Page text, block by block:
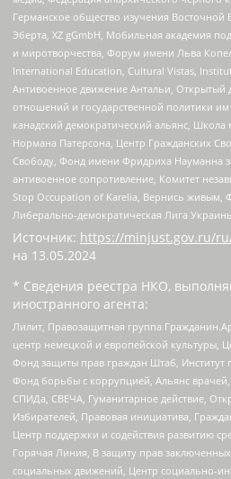
Германское общество изучения
Эберта, XZ gGmbH, Мобильная академия
и миротворчества, Форум имени Льва
International Education, Cultural Vistas,
Антивоенное движение Антальи,
отношений и государственной политики
канадский демократический альянс,
Нормана Патерсона, Центр Гражданских
Свободу, Фонд имени Фридриха Науманна
антивоенное сопротивление, Комитет
Stop Occupation of Karelia, Вернись живым,
Либерально-демократическая Лига
Источник: https://minjust.gov.ru/
на 13.05.2024
* Сведения реестра НКО,
иностранного агента:
Лилит, Правозащитная группа
центр немецкой и европейской культуры,
Фонд защиты прав граждан Штаб, Институт
Фонд борьбы с коррупцией, Альянс
СПИДа, СВЕЧА, Гуманитарное действие,
Избирателей, Правовая инициатива,
Центр поддержки и содействия развитию
Горячая Линия, В защиту прав
социальных движений, Центр социально-